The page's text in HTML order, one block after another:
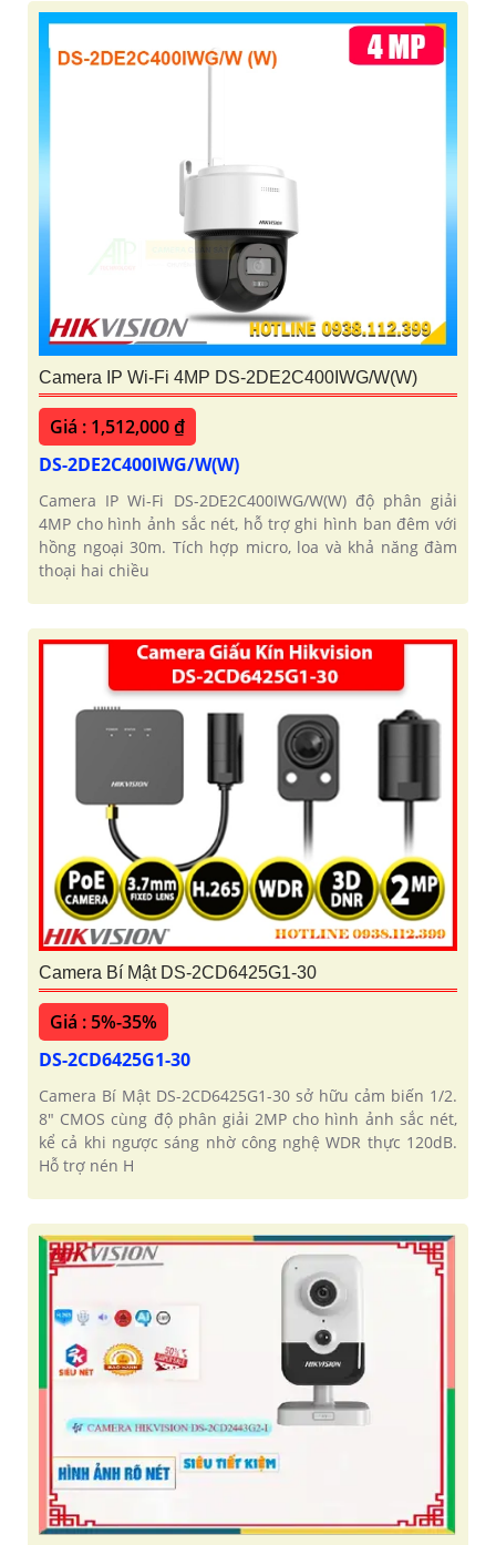
Camera IP Wi-Fi 4MP DS-2DE2C400IWG/W(W)
Giá : 1,512,000 ₫
DS-2DE2C400IWG/W(W)
Camera IP Wi-Fi DS-2DE2C400IWG/W(W) độ phân giải
4MP cho hình ảnh sắc nét, hỗ trợ ghi hình ban đêm với
hồng ngoại 30m. Tích hợp micro, loa và khả năng đàm
thoại hai chiều
Camera Bí Mật DS-2CD6425G1-30
Giá : 5%-35%
DS-2CD6425G1-30
Camera Bí Mật DS-2CD6425G1-30 sở hữu cảm biến 1/2.
8" CMOS cùng độ phân giải 2MP cho hình ảnh sắc nét,
kể cả khi ngược sáng nhờ công nghệ WDR thực 120dB.
Hỗ trợ nén H